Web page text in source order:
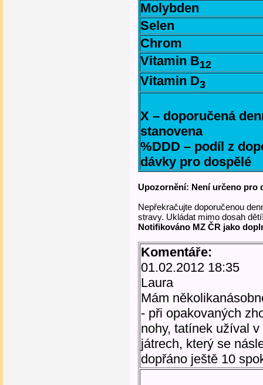
Molybden
Selen
Chrom
Vitamin B12
Vitamin D3
X – doporučená
stanovena
%DDD – podíl z
dávky pro dospělé
Upozornění: Není určeno pro
Nepřekračujte doporučenou
stravy. Ukládat mimo dosah
Notifikováno MZ ČR jako
Komentáře:
01.02.2012 18:35
Laura
Mám
- při opakovaných
nohy, tatínek užíval
játrech, který se
dopřáno ještě 10